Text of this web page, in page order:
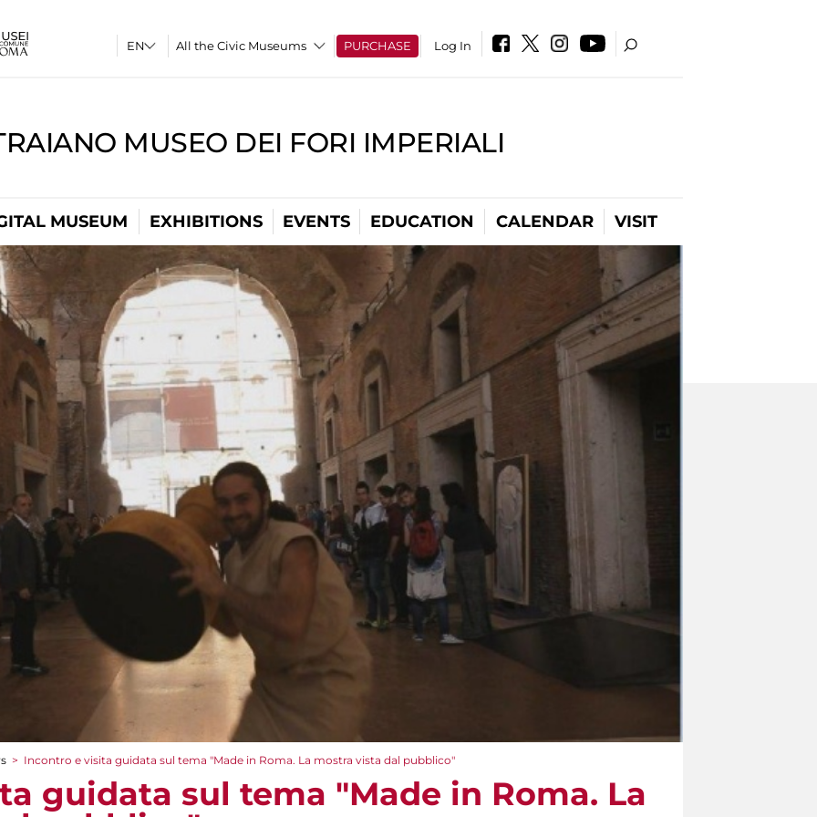
All the Civic Museums PURCHASE Log In
MUSEO DEI FORI IMPERIALI
MUSEUM EXHIBITIONS EVENTS EDUCATION CALENDAR VISIT
> Incontro e visita guidata sul tema "Made in Roma. La mostra vista dal pubblico"
guidata sul tema "Made in Roma. La